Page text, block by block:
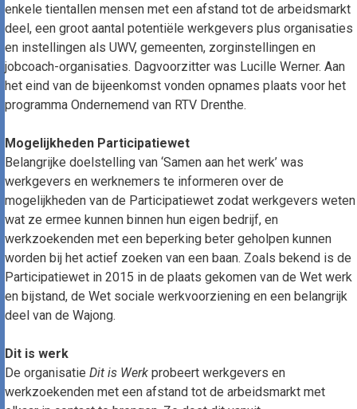
enkele tientallen mensen met een afstand tot de arbeidsmarkt
deel, een groot aantal potentiële werkgevers plus organisaties
en instellingen als UWV, gemeenten, zorginstellingen en
jobcoach-organisaties. Dagvoorzitter was Lucille Werner. Aan
het eind van de bijeenkomst vonden opnames plaats voor het
programma Ondernemend van RTV Drenthe.
Mogelijkheden Participatiewet
Belangrijke doelstelling van ‘Samen aan het werk’ was
werkgevers en werknemers te informeren over de
mogelijkheden van de Participatiewet zodat werkgevers weten
wat ze ermee kunnen binnen hun eigen bedrijf, en
werkzoekenden met een beperking beter geholpen kunnen
worden bij het actief zoeken van een baan. Zoals bekend is de
Participatiewet in 2015 in de plaats gekomen van de Wet werk
en bijstand, de Wet sociale werkvoorziening en een belangrijk
deel van de Wajong.
Dit is werk
De organisatie Dit is Werk probeert werkgevers en
werkzoekenden met een afstand tot de arbeidsmarkt met